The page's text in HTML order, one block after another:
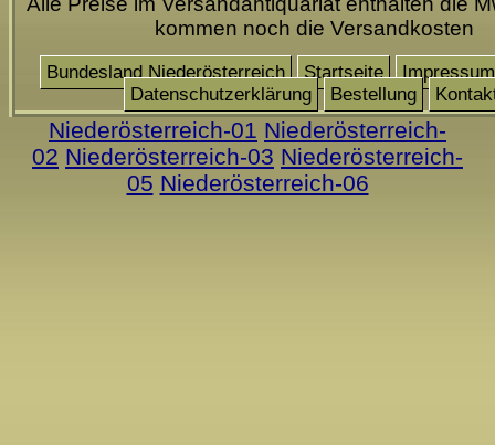
kommen noch die Versandkosten
Bundesland Niederösterreich Startseite
Impressum
Datenschutzerklärung
Bestellung
Niederösterreich-01 Niederösterreich-
02 Niederösterreich-03 Niederösterreich-
05 Niederösterreich-06